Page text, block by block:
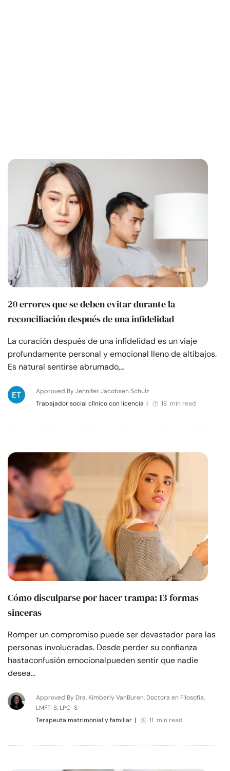
20 errores que se deben evitar durante la
reconciliación después de una infidelidad
La curación después de una infidelidad es un viaje
profundamente personal y emocional lleno de altibajos.
Es natural sentirse abrumado,…
Approved By Jennifer Jacobsen Schulz
Trabajador social clínico con licencia | 18 min read
Cómo disculparse por hacer trampa: 13 formas
sinceras
Romper un compromiso puede ser devastador para las
personas involucradas. Desde perder su confianza
hastaconfusión emocionalpueden sentir que nadie
desea…
Approved By Dra. Kimberly VanBuren, Doctora en Filosofía,
LMFT-S, LPC-S
Terapeuta matrimonial y familiar | 11 min read